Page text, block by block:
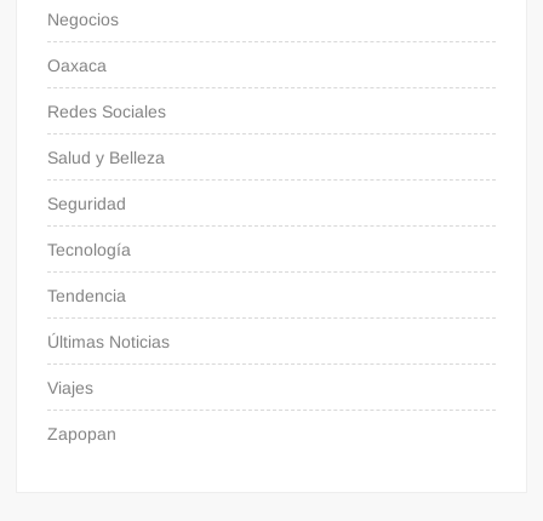
Negocios
Oaxaca
Redes Sociales
Salud y Belleza
Seguridad
Tecnología
Tendencia
Últimas Noticias
Viajes
Zapopan